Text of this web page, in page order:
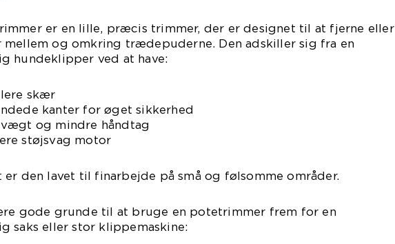
er en lille, præcis trimmer, der er designet til at fjerne eller
mellem og omkring trædepuderne. Den adskiller sig fra en
hundeklipper ved at have:
skær
kanter for øget sikkerhed
vægt og mindre håndtag
støjsvag motor
er den lavet til finarbejde på små og følsomme områder.
gode grunde til at bruge en potetrimmer frem for en
saks eller stor klippemaskine: